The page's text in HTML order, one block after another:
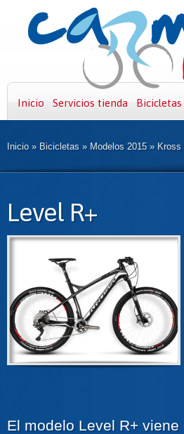
Inicio Servicios tienda Bicicletas
Inicio » Bicicletas » Modelos 2015 » Kross
Level R+
El modelo Level R+